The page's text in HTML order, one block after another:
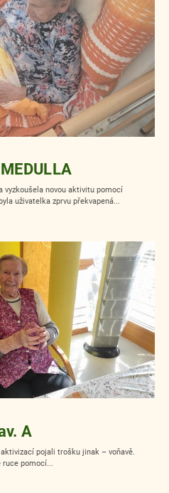
vyzkoušela novou aktivitu pomocí
uživatelka zprvu překvapená...
A
pojali trošku jinak – voňavě.
ruce pomocí...